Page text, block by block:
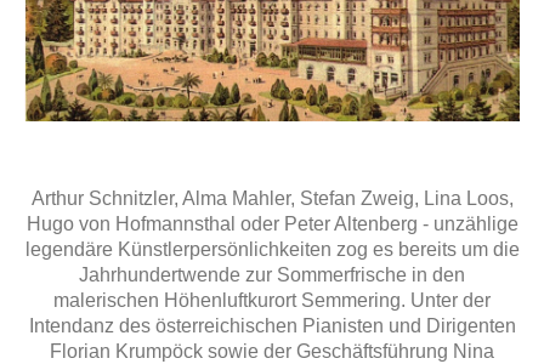
Arthur Schnitzler, Alma Mahler, Stefan Zweig, Lina Loos,
Hugo von Hofmannsthal oder Peter Altenberg - unzählige
legendäre Künstlerpersönlichkeiten zog es bereits um die
Jahrhundertwende zur Sommerfrische in den
malerischen Höhenluftkurort Semmering. Unter der
Intendanz des österreichischen Pianisten und Dirigenten
Florian Krumpöck sowie der Geschäftsführung Nina